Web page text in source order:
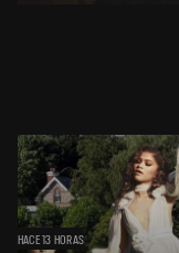
HACE 13 HORAS